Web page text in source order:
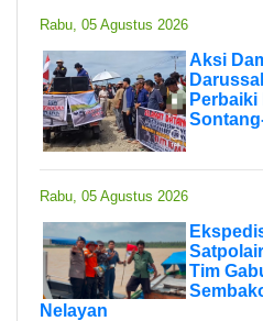
Rabu, 05 Agustus 2026
Aksi
Rabu, 05 Agustus 2026
Tim
Nelayan